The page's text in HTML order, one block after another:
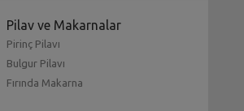
Pilav ve Makarnalar
Pirinç Pilavı
Bulgur Pilavı
Fırında Makarna